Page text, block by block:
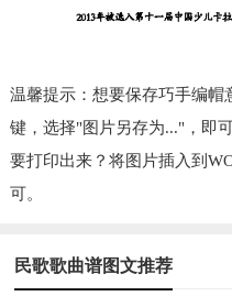
温馨提示：想要保存巧手编
键，选择"图片另存为..."，即
要打印出来？将图片插入到
可。
民歌歌曲谱图文推荐